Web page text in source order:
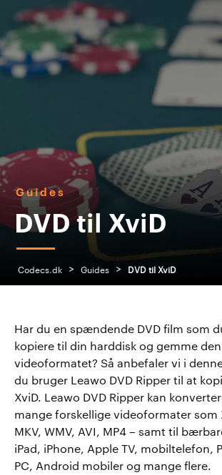
Guides
DVD til XviD
Codecs.dk > Guides > DVD til XviD
Har du en spændende DVD film som
kopiere til din harddisk og gemme den
videoformatet? Så anbefaler vi i
du bruger Leawo DVD Ripper til at
XviD. Leawo DVD Ripper kan
mange forskellige videoformater som
MKV, WMV, AVI, MP4 – samt til
iPad, iPhone, Apple TV, mobiltelefon,
PC, Android mobiler og mange flere.